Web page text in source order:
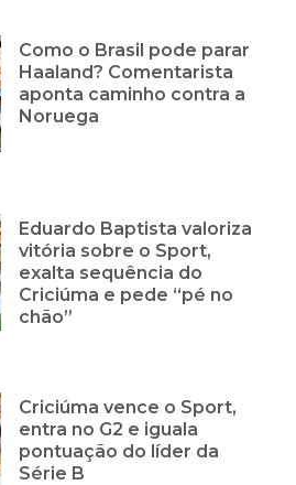
Como o Brasil pode parar
Haaland? Comentarista
aponta caminho contra a
Noruega
Eduardo Baptista valoriza
vitória sobre o Sport,
exalta sequência do
Criciúma e pede “pé no
chão”
Criciúma vence o Sport,
entra no G2 e iguala
pontuação do líder da
Série B